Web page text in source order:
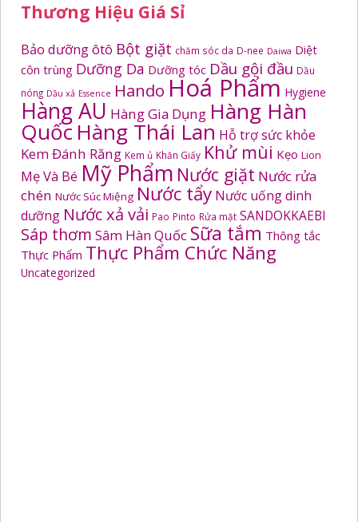
Thương Hiệu Giá Sỉ
Bảo dưỡng ôtô Bột giặt chăm sóc da D-nee Daiwa Diệt
côn trùng Dưỡng Da Dưỡng tóc Dầu gội đầu Dầu
nóng Dầu xả Essence Hando Hoá Phẩm Hygiene
Hàng AU Hàng Gia Dụng Hàng Hàn
Quốc Hàng Thái Lan Hỗ trợ sức khỏe
Kem Đánh Răng Kem ủ Khăn Giấy Khử mùi Kẹo Lion
Mẹ Và Bé Mỹ Phẩm Nước giặt Nước rửa
chén Nước Súc Miệng Nước tẩy Nước uống dinh
dưỡng Nước xả vải Pao Pinto Rửa mặt SANDOKKAEBI
Sáp thơm Sâm Hàn Quốc Sữa tắm Thông tắc
Thực Phẩm Thực Phẩm Chức Năng
Uncategorized